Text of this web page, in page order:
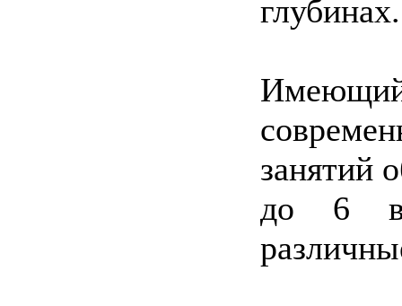
глубинах.
занятий
до 6